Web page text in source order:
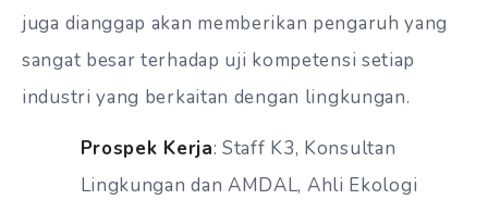
juga dianggap akan memberikan pengaruh yang
sangat besar terhadap uji kompetensi setiap
industri yang berkaitan dengan lingkungan.
Prospek Kerja: Staff K3, Konsultan
Lingkungan dan AMDAL, Ahli Ekologi